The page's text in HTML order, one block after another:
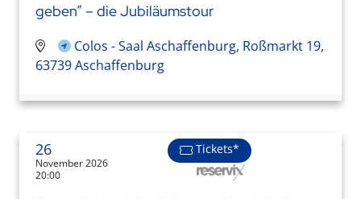
geben” – die Jubiläumstour
Colos - Saal Aschaffenburg, Roßmarkt 19,
63739 Aschaffenburg
26
November 2026
20:00
Tickets*